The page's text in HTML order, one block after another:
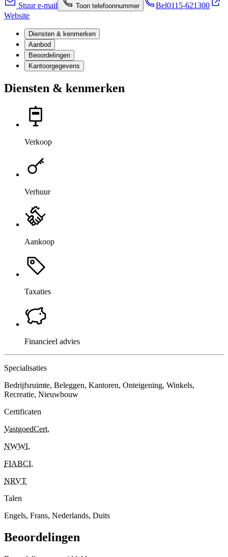
Stuur e-mail Toon telefoonnummer Bel0115-621300
Website
Diensten & kenmerken
Aanbod
Beoordelingen
Kantoorgegevens
Diensten & kenmerken
Verkoop
Verhuur
Aankoop
Taxaties
Financieel advies
Specialisaties
Bedrijfsruimte, Beleggen, Kantoren, Onteigening, Winkels,
Recreatie, Nieuwbouw
Certificaten
VastgoedCert,
NWWI,
FIABCI,
NRVT
Talen
Engels, Frans, Nederlands, Duits
Beoordelingen